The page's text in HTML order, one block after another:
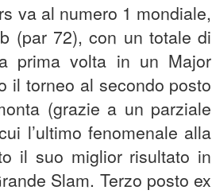
va al numero 1 mondiale,
(par 72), con un totale di
prima volta in un Major
il torneo al secondo posto
(grazie a un parziale
l’ultimo fenomenale alla
il suo miglior risultato in
Slam. Terzo posto ex